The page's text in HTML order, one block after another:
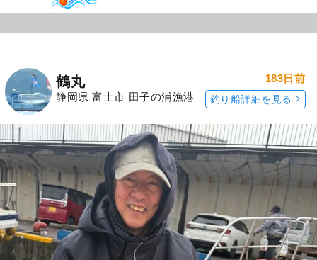
鶴丸
静岡県 富士市 田子の浦漁港
183日前
釣り船詳細を見る